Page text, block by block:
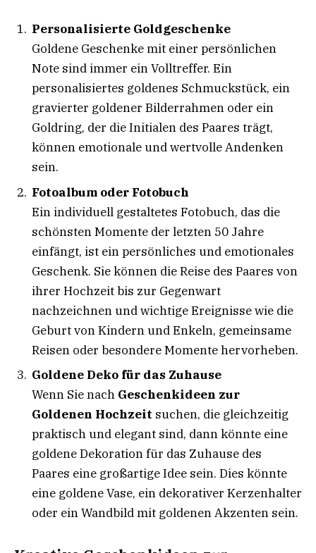
Personalisierte Goldgeschenke
Goldene Geschenke mit einer persönlichen
Note sind immer ein Volltreffer. Ein
personalisiertes goldenes Schmuckstück, ein
gravierter goldener Bilderrahmen oder ein
Goldring, der die Initialen des Paares trägt,
können emotionale und wertvolle Andenken
sein.
Fotoalbum oder Fotobuch
Ein individuell gestaltetes Fotobuch, das die
schönsten Momente der letzten 50 Jahre
einfängt, ist ein persönliches und emotionales
Geschenk. Sie können die Reise des Paares von
ihrer Hochzeit bis zur Gegenwart
nachzeichnen und wichtige Ereignisse wie die
Geburt von Kindern und Enkeln, gemeinsame
Reisen oder besondere Momente hervorheben.
Goldene Deko für das Zuhause
Wenn Sie nach Geschenkideen zur
Goldenen Hochzeit suchen, die gleichzeitig
praktisch und elegant sind, dann könnte eine
goldene Dekoration für das Zuhause des
Paares eine großartige Idee sein. Dies könnte
eine goldene Vase, ein dekorativer Kerzenhalter
oder ein Wandbild mit goldenen Akzenten sein.